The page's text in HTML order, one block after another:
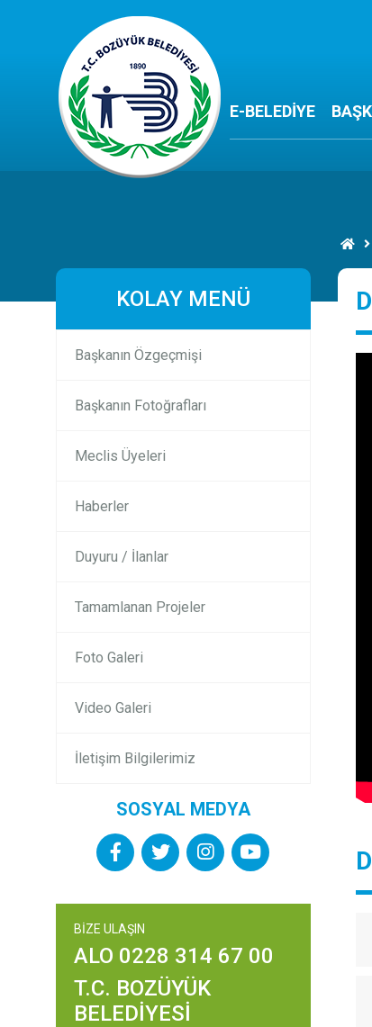
E-BELEDİYE
KOLAY MENÜ
Başkanın Özgeçmişi
Başkanın Fotoğrafları
Meclis Üyeleri
Haberler
Duyuru / İlanlar
Tamamlanan Projeler
Foto Galeri
Video Galeri
İletişim Bilgilerimiz
SOSYAL MEDYA
BİZE ULAŞIN
ALO 0228 314 67 00
T.C. BOZÜYÜK
BELEDİYESİ